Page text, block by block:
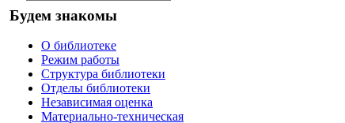
Будем знакомы
О библиотеке
Режим работы
Структура библиотеки
Отделы библиотеки
Независимая оценка
Материально-техническая